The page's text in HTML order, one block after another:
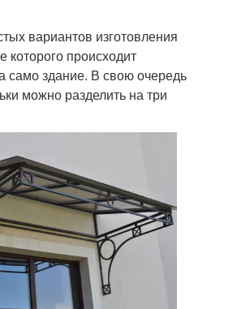
вариантов изготовления
которого происходит
само здание. В свою очередь
можно разделить на три